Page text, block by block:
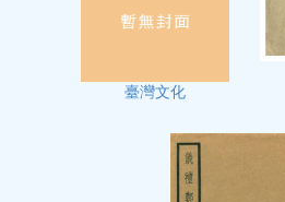
臺灣文化